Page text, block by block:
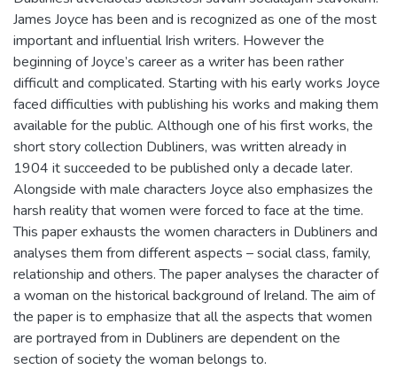
James Joyce has been and is recognized as one of the most
important and influential Irish writers. However the
beginning of Joyce’s career as a writer has been rather
difficult and complicated. Starting with his early works Joyce
faced difficulties with publishing his works and making them
available for the public. Although one of his first works, the
short story collection Dubliners, was written already in
1904 it succeeded to be published only a decade later.
Alongside with male characters Joyce also emphasizes the
harsh reality that women were forced to face at the time.
This paper exhausts the women characters in Dubliners and
analyses them from different aspects – social class, family,
relationship and others. The paper analyses the character of
a woman on the historical background of Ireland. The aim of
the paper is to emphasize that all the aspects that women
are portrayed from in Dubliners are dependent on the
section of society the woman belongs to.